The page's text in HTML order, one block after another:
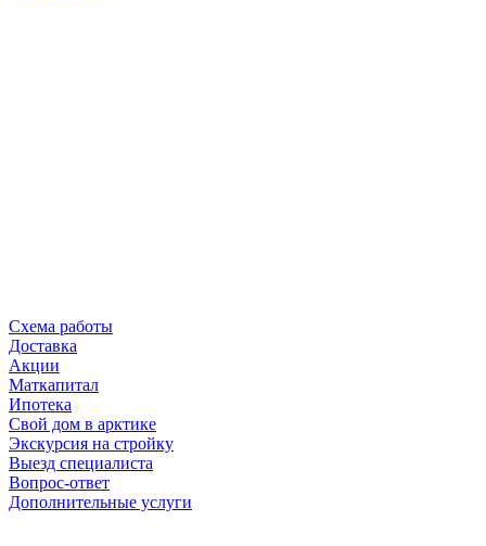
Схема работы
Доставка
Акции
Маткапитал
Ипотека
Свой дом в арктике
Экскурсия на стройку
Выезд специалиста
Вопрос-ответ
Дополнительные услуги